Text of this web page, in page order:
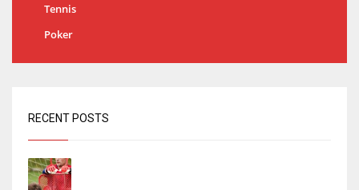
Tennis
Poker
RECENT POSTS